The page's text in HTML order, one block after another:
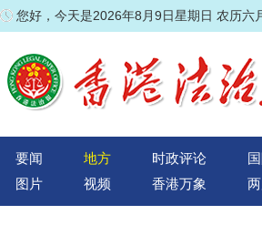
您好，今天是2026年8月9日星期日 农历六
要闻 地方 时政评论
图片
视频 香港万象